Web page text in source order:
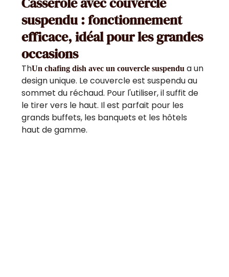
suspendu : fonctionnement
efficace, idéal pour les grandes
occasions
ThUn chafing dish avec un couvercle suspendua un
design unique. Le couvercle est suspendu au
sommet du réchaud. Pour l'utiliser, il suffit de
le tirer vers le haut. Il est parfait pour les
grands buffets, les banquets et les hôtels
haut de gamme.